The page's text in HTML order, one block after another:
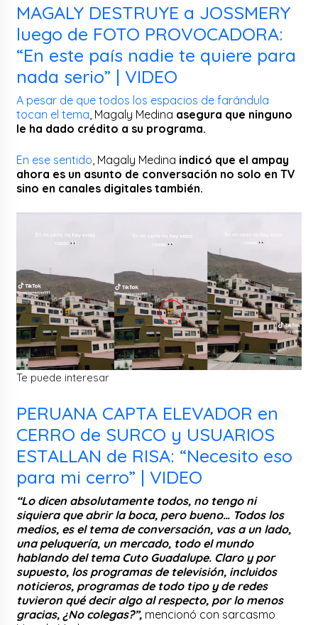
MAGALY DESTRUYE a JOSSMERY
luego de FOTO PROVOCADORA:
“En este país nadie te quiere para
nada serio” | VIDEO
A pesar de que todos los espacios de farándula
tocan el tema , Magaly Medina asegura que ninguno
le ha dado crédito a su programa.
En ese sentido , Magaly Medina indicó que el ampay
ahora es un asunto de conversación no solo en TV
sino en canales digitales también.
Te puede interesar
PERUANA CAPTA ELEVADOR en
CERRO de SURCO y USUARIOS
ESTALLAN de RISA: “Necesito eso
para mi cerro” | VIDEO
“Lo dicen absolutamente todos, no tengo ni
siquiera que abrir la boca, pero bueno… Todos los
medios, es el tema de conversación, vas a un lado,
una peluquería, un mercado, todo el mundo
hablando del tema Cuto Guadalupe. Claro y por
supuesto, los programas de televisión, incluidos
noticieros, programas de todo tipo y de redes
tuvieron qué decir algo al respecto, por lo menos
gracias, ¿No colegas?”, mencionó con sarcasmo